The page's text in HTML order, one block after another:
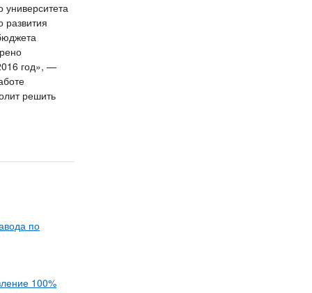
университета
развития
год», —
решить
по
100%